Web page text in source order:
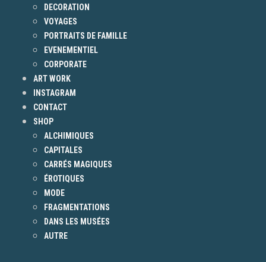
DECORATION
VOYAGES
PORTRAITS DE FAMILLE
EVENEMENTIEL
CORPORATE
ART WORK
INSTAGRAM
CONTACT
SHOP
ALCHIMIQUES
CAPITALES
CARRÉS MAGIQUES
ÉROTIQUES
MODE
FRAGMENTATIONS
DANS LES MUSÉES
AUTRE